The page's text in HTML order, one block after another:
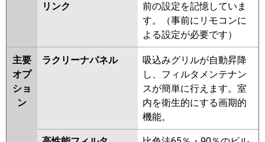
リンク
前の設定を記憶していま
す。（事前にリモコンに
よる設定が必要です）
主要
オプ
ショ
ン
ラクリーナパネル
吸込みグリルが自動昇降
し、フィルタメンテナン
スが簡単に行えます。室
内を衛生的にする画期的
機能。